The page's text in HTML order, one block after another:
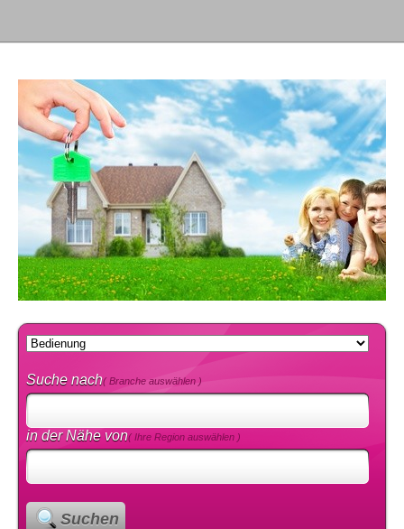
Suche nach( Branche auswählen )
in der Nähe von( Ihre Region auswählen )
Suchen